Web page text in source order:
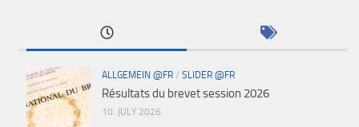
ALLGEMEIN @FR / SLIDER @FR
Résultats du brevet session 2026
10. JULY 2026